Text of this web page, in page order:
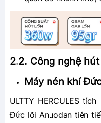
2.2. Công nghệ
Máy nén khí Đức
ULTTY HERCULES
Đức lõi Anuodan tiên